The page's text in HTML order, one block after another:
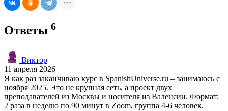
Ответы 6
Виктор
11 апреля 2026
Я как раз заканчиваю курс в SpanishUniverse.ru – занимаюсь с
ноября 2025. Это не крупная сеть, а проект двух
преподавателей из Москвы и носителя из Валенсии. Формат:
2 раза в неделю по 90 минут в Zoom, группа 4-6 человек.